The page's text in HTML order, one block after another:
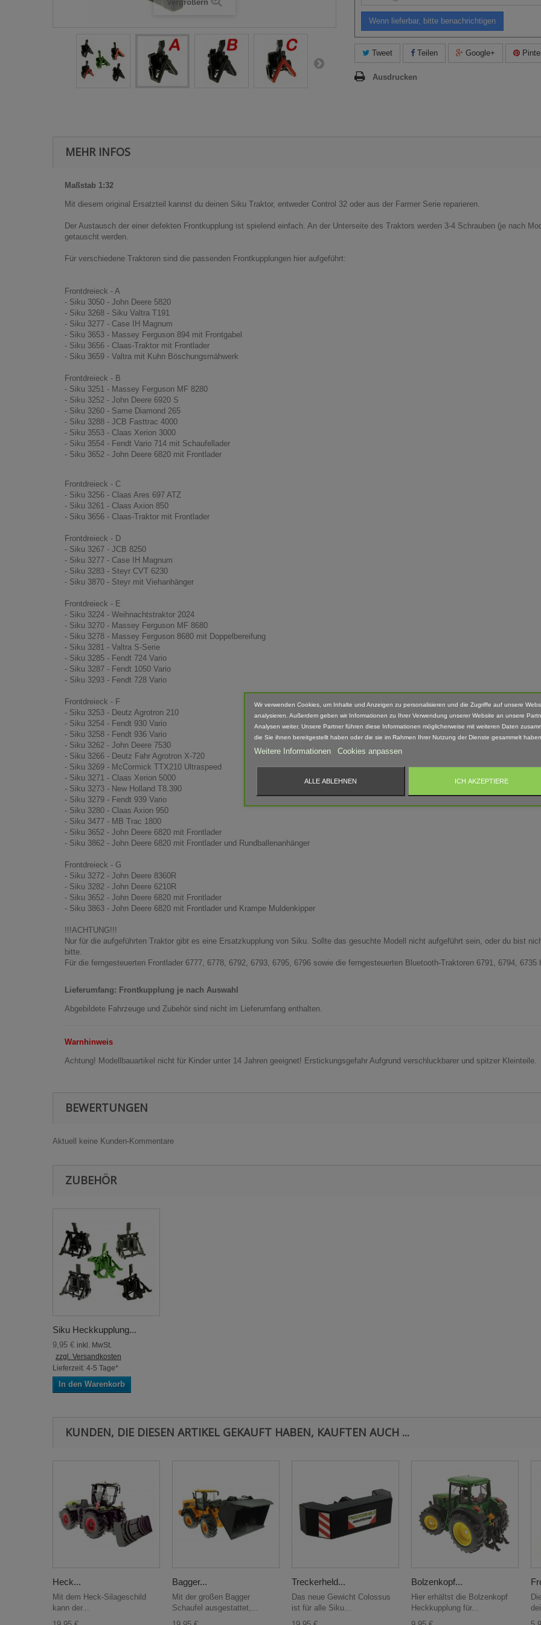
Vergrößern
Wenn lieferbar, bitte benachrichtigen
Tweet Teilen Google+
Ausdrucken
MEHR INFOS
Maßstab 1:32
Mit diesem original Ersatzteil kannst du deinen Siku Traktor, entweder Control 32 oder aus der Farmer Serie reparieren.
Der Austausch der einer defekten Frontkupplung ist spielend einfach. An der Unterseite des Traktors werden 3-4 Schrauben (je nach
getauscht werden.
Für verschiedene Traktoren sind die passenden Frontkupplungen hier aufgeführt:
Frontdreieck - A
- Siku 3050 - John Deere 5820
- Siku 3268 - Siku Valtra T191
- Siku 3277 - Case IH Magnum
- Siku 3653 - Massey Ferguson 894 mit Frontgabel
- Siku 3656 - Claas-Traktor mit Frontlader
- Siku 3659 - Valtra mit Kuhn Böschungsmähwerk
Frontdreieck - B
- Siku 3251 - Massey Ferguson MF 8280
- Siku 3252 - John Deere 6920 S
- Siku 3260 - Same Diamond 265
- Siku 3288 - JCB Fasttrac 4000
- Siku 3553 - Claas Xerion 3000
- Siku 3554 - Fendt Vario 714 mit Schaufellader
- Siku 3652 - John Deere 6820 mit Frontlader
Frontdreieck - C
- Siku 3256 - Claas Ares 697 ATZ
- Siku 3261 - Claas Axion 850
- Siku 3656 - Claas-Traktor mit Frontlader
Frontdreieck - D
- Siku 3267 - JCB 8250
- Siku 3277 - Case IH Magnum
- Siku 3283 - Steyr CVT 6230
- Siku 3870 - Steyr mit Viehanhänger
Frontdreieck - E
- Siku 3224 - Weihnachtstraktor 2024
- Siku 3270 - Massey Ferguson MF 8680
- Siku 3278 - Massey Ferguson 8680 mit Doppelbereifung
- Siku 3281 - Valtra S-Serie
- Siku 3285 - Fendt 724 Vario
- Siku 3287 - Fendt 1050 Vario
- Siku 3293 - Fendt 728 Vario
Frontdreieck - F
- Siku 3253 - Deutz Agrotron 210
- Siku 3254 - Fendt 930 Vario
- Siku 3258 - Fendt 936 Vario
- Siku 3262 - John Deere 7530
- Siku 3266 - Deutz Fahr Agrotron X-720
- Siku 3269 - McCormick TTX210 Ultraspeed
- Siku 3271 - Claas Xerion 5000
- Siku 3273 - New Holland T8.390
- Siku 3279 - Fendt 939 Vario
- Siku 3280 - Claas Axion 950
- Siku 3477 - MB Trac 1800
- Siku 3652 - John Deere 6820 mit Frontlader
- Siku 3862 - John Deere 6820 mit Frontlader und Rundballenanhänger
Frontdreieck - G
- Siku 3272 - John Deere 8360R
- Siku 3282 - John Deere 6210R
- Siku 3652 - John Deere 6820 mit Frontlader
- Siku 3863 - John Deere 6820 mit Frontlader und Krampe Muldenkipper
!!!ACHTUNG!!!
Nur für die aufgeführten Traktor gibt es eine Ersatzkupplung von Siku. Sollte das gesuchte Modell nicht aufgeführt sein, oder du bist
bitte.
Für die ferngesteuerten Frontlader 6777, 6778, 6792, 6793, 6795, 6796 sowie die ferngesteuerten Bluetooth-Traktoren 6791, 6794,
Lieferumfang: Frontkupplung je nach Auswahl
Abgebildete Fahrzeuge und Zubehör sind nicht im Lieferumfang enthalten.
Warnhinweis
Achtung! Modellbauartikel nicht für Kinder unter 14 Jahren geeignet! Erstickungsgefahr Aufgrund verschluckbarer und spitzer Kleinteile.
BEWERTUNGEN
Aktuell keine Kunden-Kommentare
ZUBEHÖR
Siku Heckkupplung...
9,95 € inkl. MwSt.
zzgl. Versandkosten
Lieferzeit: 4-5 Tage*
In den Warenkorb
KUNDEN, DIE DIESEN ARTIKEL GEKAUFT HABEN, KAUFTEN AUCH ...
Heck...
Mit dem Heck-Silageschild
kann der...
Bagger...
Mit der großen Bagger
Schaufel ausgestattet,...
Treckerheld...
Das neue Gewicht Colossus
ist für alle Siku...
Bolzenkopf...
Hier erhältst die Bolzenkopf
Heckkupplung für...
Wir verwenden Cookies, um Inhalte und Anzeigen zu personalisieren und die Zugriffe auf unsere
analysieren. Außerdem geben wir Informationen zu Ihrer Verwendung unserer Website an unsere
Analysen weiter. Unsere Partner führen diese Informationen möglicherweise mit weiteren Daten
die Sie ihnen bereitgestellt haben oder die sie im Rahmen Ihrer Nutzung der Dienste gesammelt haben.
Weitere Informationen Cookies anpassen
ALLE ABLEHNEN ICH AKZEPTIERE